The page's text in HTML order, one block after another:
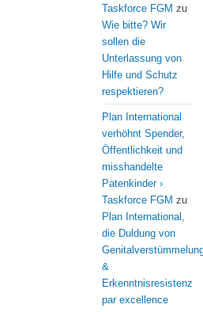
Taskforce FGM zu
Wie bitte? Wir
sollen die
Unterlassung von
Hilfe und Schutz
respektieren?
Plan International
verhöhnt Spender,
Öffentlichkeit und
misshandelte
Patenkinder ›
Taskforce FGM zu
Plan International,
die Duldung von
&
Erkenntnisresistenz
par excellence